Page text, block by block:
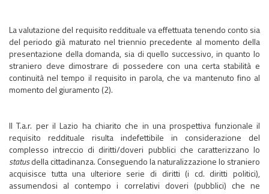
La valutazione del requisito reddituale va effettuata tenendo conto sia
del periodo già maturato nel triennio precedente al momento della
presentazione della domanda, sia di quello successivo, in quanto lo
straniero deve dimostrare di possedere con una certa stabilità e
continuità nel tempo il requisito in parola, che va mantenuto fino al
momento del giuramento (2).
Il T.a.r. per il Lazio ha chiarito che in una prospettiva funzionale il
requisito reddituale risulta indefettibile in considerazione del
complesso intreccio di diritti/doveri pubblici che caratterizzano lo
statusdella cittadinanza. Conseguendo la naturalizzazione lo straniero
acquisisce tutta una ulteriore serie di diritti (i cd. diritti politici),
assumendosi al contempo i correlativi doveri (pubblici) che ne